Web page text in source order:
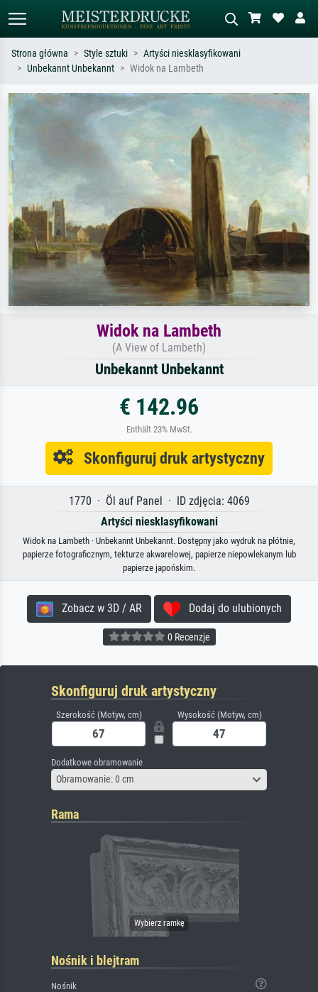
Szukaj wg artysty, tytułu lub stylu – np.
Monet, Gwiaździsta noc,
Opisz scenę – np. zielona łąka,
stojący akt obok drzewa.
Strona główna Style sztuki
Artyści niesklasyfikowani
Unbekannt Unbekannt
Widok na Lambeth
Widok na Lambeth
(A View of Lambeth)
Unbekannt Unbekannt
€ 142.96
Enthält 23% MwSt.
Skonfiguruj druk artystyczny
1770 · Öl auf Panel · ID zdjęcia: 4069
Artyści niesklasyfikowani
Widok na Lambeth · Unbekannt Unbekannt. Dostępny jako wydruk na płótnie,
papierze fotograficznym, tekturze akwarelowej, papierze niepowlekanym lub
papierze japońskim.
Zobacz w 3D / AR Dodaj do ulubionych
0 Recenzje
Skonfiguruj druk artystyczny
Szerokość (Motyw, cm) Wysokość (Motyw, cm)
Dodatkowe obramowanie
Obramowanie: 0 cm
Rama
Nośnik i blejtram
Nośnik